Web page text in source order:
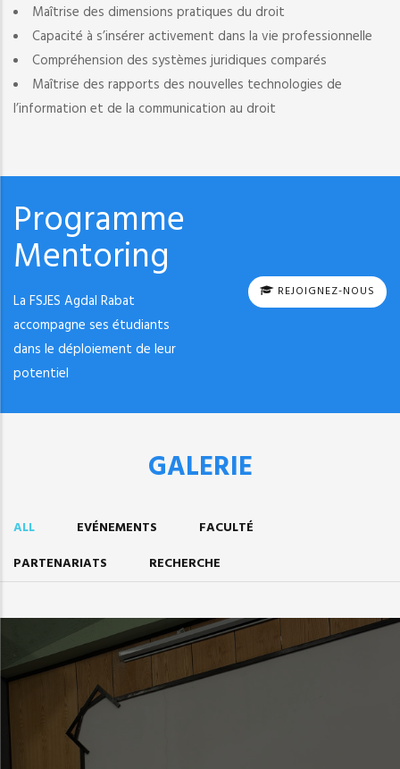
Maîtrise des dimensions pratiques du droit
Capacité à s’insérer activement dans la vie professionnelle
Compréhension des systèmes juridiques comparés
Maîtrise des rapports des nouvelles technologies de
l’information et de la communication au droit
Programme
Mentoring
La FSJES Agdal Rabat
accompagne ses étudiants
dans le déploiement de leur
potentiel
REJOIGNEZ-NOUS
GALERIE
ALL EVÉNEMENTS
FACULTÉ
PARTENARIATS
RECHERCHE